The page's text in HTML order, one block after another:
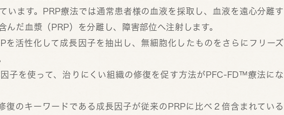
います。PRP療法では通常患者様の血液を採取し、血液を遠心分離す
んだ血漿（PRP）を分離し、障害部位へ注射します。
を活性化して成長因子を抽出し、無細胞化したものをさらにフリーズ
子を使って、治りにくい組織の修復を促す方法がPFC-FD™療法にな
のキーワードである成長因子が従来のPRPに比べ２倍含まれている